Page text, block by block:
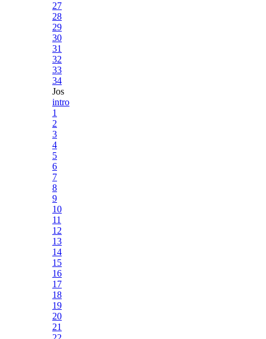
27
28
29
30
31
32
33
34
Jos
intro
1
2
3
4
5
6
7
8
9
10
11
12
13
14
15
16
17
18
19
20
21